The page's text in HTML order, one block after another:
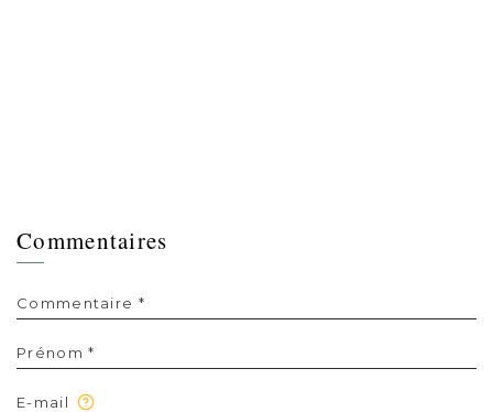
Commentaires
Commentaire *
Prénom *
E-mail